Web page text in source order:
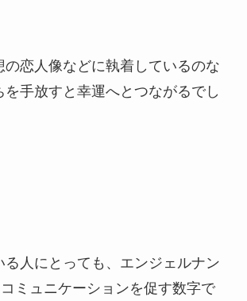
の恋人像などに執着しているのな
を手放すと幸運へとつながるでし
る人にとっても、エンジェルナン
ミュニケーションを促す数字で